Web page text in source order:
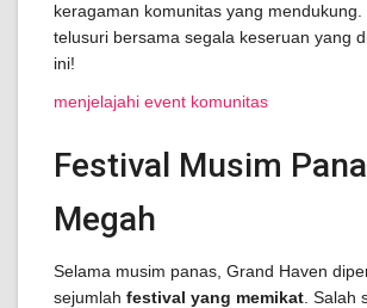
keragaman komunitas yang mendukung.
telusuri bersama segala keseruan yang
ini!
menjelajahi event komunitas
Festival Musim
Megah
Selama musim panas, Grand Haven
sejumlah festival yang memikat . Salah